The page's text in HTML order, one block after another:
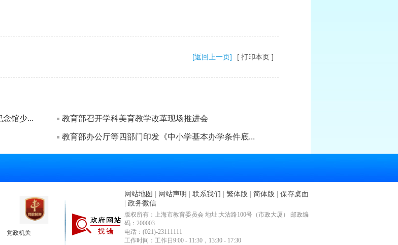
[返回上一页] [ 打印本页 ]
念馆少... 教育部召开学科美育教学改革现场推进会
教育部办公厅等四部门印发《中小学基本办学条件底...
党政机关
网站地图 网站声明 联系我们 繁体版 简体版
保存桌面
政务微信
版权所有：上海市教育委员会 地址:大沽路100号（市政大厦） 邮政编
码：200003
电话：(021)-23111111
工作时间：工作日9:00 - 11:30，13:30 - 17:30